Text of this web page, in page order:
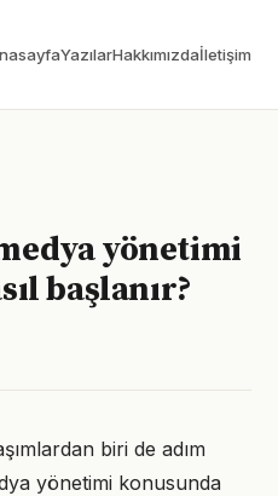
YazılarHakkımızdaİletişim
yönetimi
başlanır?
biri de adım
yönetimi konusunda